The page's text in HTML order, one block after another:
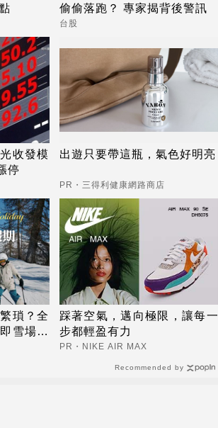
偷偷落跑？ 專家揭背後警訊
台股
收發模
停
出遊只要帶這瓶，氣色好明亮
PR・三得利健康網路商店
瑣？全
雪場，
！
踩著空氣，邁向極限，讓每一
步都輕盈有力
PR・NIKE AIR MAX
Recommended by